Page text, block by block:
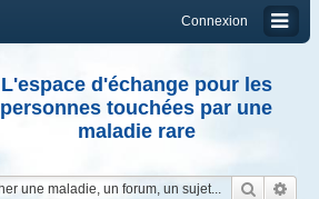
Connexion
L'espace d'échange pour les
personnes touchées par une
maladie rare